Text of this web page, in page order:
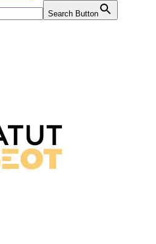
Search Button